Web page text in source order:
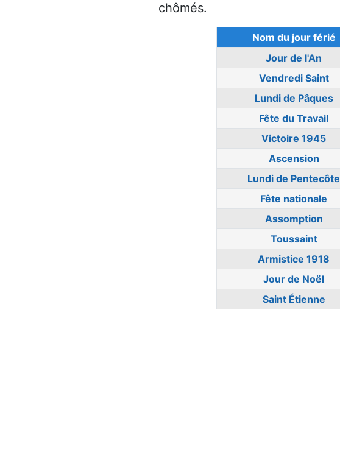
chômés.
Nom du jour férié
Jour de l'An
Vendredi Saint
Lundi de Pâques
Fête du Travail
Victoire 1945
Ascension
Lundi de Pentecôte
Fête nationale
Assomption
Toussaint
Armistice 1918
Jour de Noël
Saint Étienne